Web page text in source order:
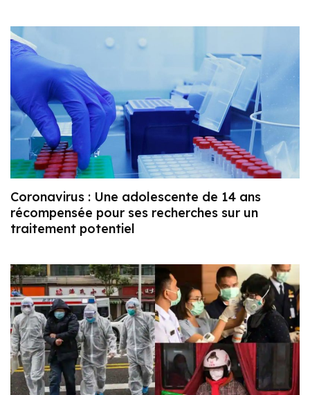
Coronavirus : Une adolescente de 14 ans
récompensée pour ses recherches sur un
traitement potentiel